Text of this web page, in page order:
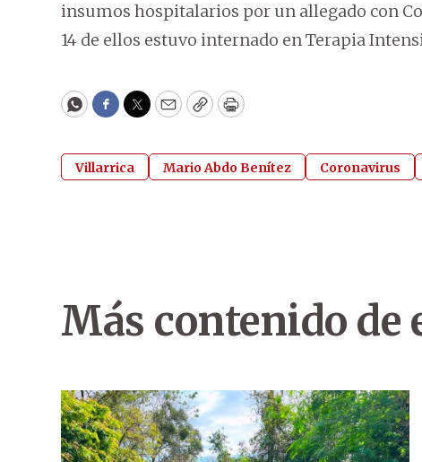
insumos hospitalarios por un allegado con
14 de ellos estuvo internado en Terapia
WhatsApp
Facebook
Twitter
EmailCopyPrint
Villarrica Mario Abdo Benítez Coronavirus
Más contenido de